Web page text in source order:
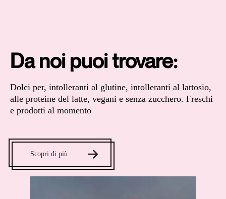
Da noi puoi trovare:
Dolci per, intolleranti al glutine, intolleranti al lattosio,
alle proteine del latte, vegani e senza zucchero. Freschi
e prodotti al momento
Scopri di più